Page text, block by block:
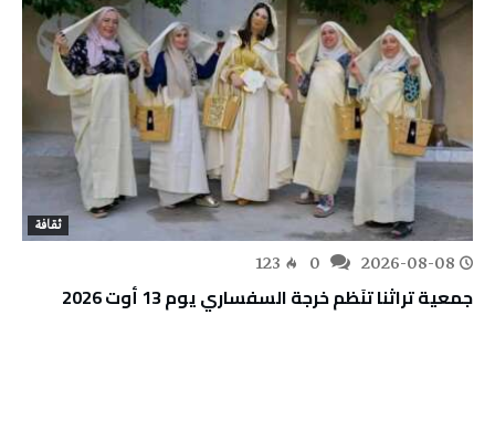
ثقافة
2026-08-08
123
جمعية تراثنا تنَظم خرجة السفساري يوم 13 أوت 2026